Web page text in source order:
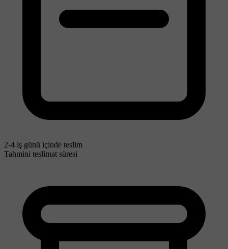
2-4 iş günü içinde teslim
Tahmini teslimat süresi